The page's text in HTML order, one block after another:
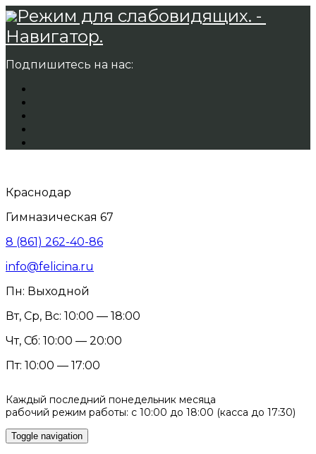
Режим для слабовидящих. -
Навигатор.
Подпишитесь на нас:
Краснодар
Гимназическая 67
8 (861) 262-40-86
info@felicina.ru
Пн: Выходной
Вт, Ср, Вс: 10:00 — 18:00
Чт, Сб: 10:00 — 20:00
Пт: 10:00 — 17:00
Каждый последний понедельник месяца
рабочий режим работы: с 10:00 до 18:00 (касса до 17:30)
Toggle navigation